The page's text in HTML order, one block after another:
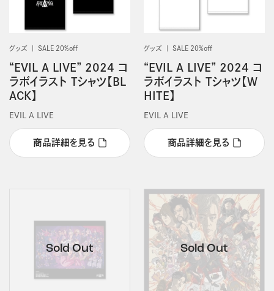
グッズ SALE 20%off
“EVIL A LIVE” 2024 コ
ラボイラスト Tシャツ【BL
ACK】
EVIL A LIVE
商品詳細を見る
グッズ SALE 20%off
“EVIL A LIVE” 2024 コ
ラボイラスト Tシャツ【W
HITE】
EVIL A LIVE
商品詳細を見る